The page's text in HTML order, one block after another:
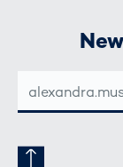
MAIL-
ADRESSE